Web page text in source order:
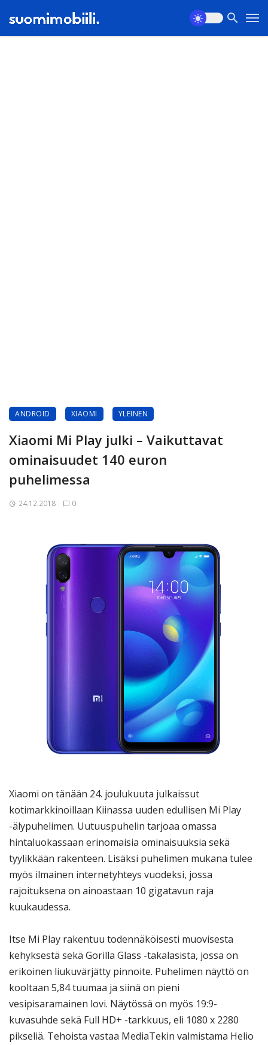
ANDROID XIAOMI YLEINEN
Xiaomi Mi Play julki – Vaikuttavat
ominaisuudet 140 euron
puhelimessa
24.12.2018 0
Xiaomi on tänään 24. joulukuuta julkaissut
kotimarkkinoillaan Kiinassa uuden edullisen Mi Play
-älypuhelimen. Uutuuspuhelin tarjoaa omassa
hintaluokassaan erinomaisia ominaisuuksia sekä
tyylikkään rakenteen. Lisäksi puhelimen mukana tulee
myös ilmainen internetyhteys vuodeksi, jossa
rajoituksena on ainoastaan 10 gigatavun raja
kuukaudessa.
Itse Mi Play rakentuu todennäköisesti muovisesta
kehyksestä sekä Gorilla Glass -takalasista, jossa on
erikoinen liukuvärjätty pinnoite. Puhelimen näyttö on
kooltaan 5,84 tuumaa ja siinä on pieni
vesipisaramainen lovi. Näytössä on myös 19:9-
kuvasuhde sekä Full HD+ -tarkkuus, eli 1080 x 2280
pikseliä. Tehoista vastaa MediaTekin valmistama Helio